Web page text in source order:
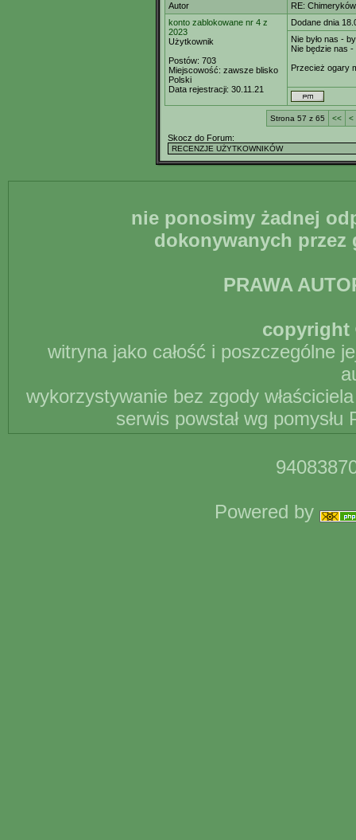
Autor
RE:
konto zablokowane nr 4 z
2023
Użytkownik
Postów: 703
Miejscowość: zawsze blisko
Polski
Data rejestracji: 30.11.21
Dodane dnia
Nie było nas -
Nie będzie nas -
Przecież ogary
Strona 57 z 65 << <
Skocz do Forum:
nie ponosimy żadnej
dokonywanych
PRAWA
copyright
witryna jako całość i poszczególne
wykorzystywanie bez zgody
serwis powstał wg
Powered by